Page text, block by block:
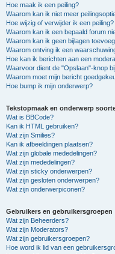
Hoe maak ik een peiling?
Waarom kan ik niet meer
Hoe wijzig of verwijder ik een peiling?
Waarom kan ik een bepaald forum
Waarom kan ik geen bijlagen
Waarom ontving ik een
Hoe kan ik berichten aan een
Waarvoor dient de "Opslaan"-knop
Waarom moet mijn bericht
Hoe bump ik mijn onderwerp?
Tekstopmaak en onderwerp
Wat is BBCode?
Kan ik HTML gebruiken?
Wat zijn Smilies?
Kan ik afbeeldingen plaatsen?
Wat zijn globale mededelingen?
Wat zijn mededelingen?
Wat zijn sticky onderwerpen?
Wat zijn gesloten onderwerpen?
Wat zijn onderwerpiconen?
Gebruikers en gebruikersgroepen
Wat zijn Beheerders?
Wat zijn Moderators?
Wat zijn gebruikersgroepen?
Hoe word ik lid van een